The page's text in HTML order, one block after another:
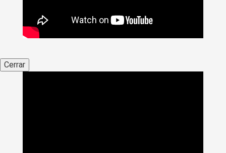
Cerrar